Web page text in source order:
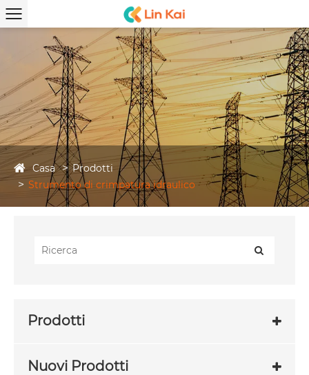
Casa
Prodotti
Strumento di crimpatura idraulico
Prodotti
Nuovi Prodotti